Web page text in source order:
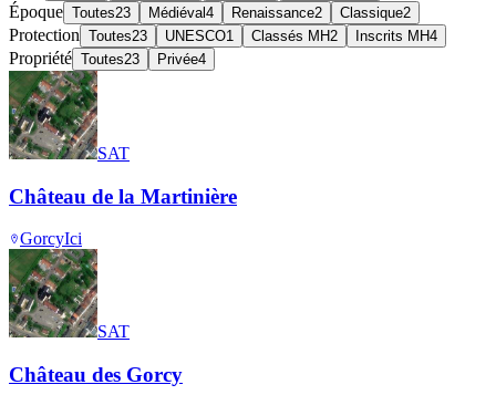
Époque Toutes23 Médiéval 4 Renaissance2 Classique2
Protection Toutes23 UNESCO1 Classés MH2 Inscrits MH4
Propriété Toutes23 Privée4
SAT
Château de la Martinière
GorcyIci
SAT
Château des Gorcy